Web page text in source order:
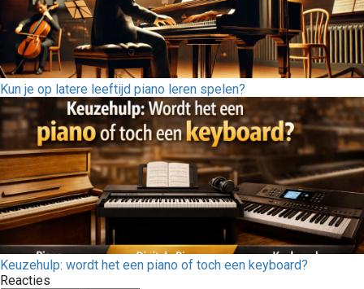
Kun je op latere leeftijd piano leren spelen?
Keuzehulp: wordt het een piano of toch een keyboard?
Reacties